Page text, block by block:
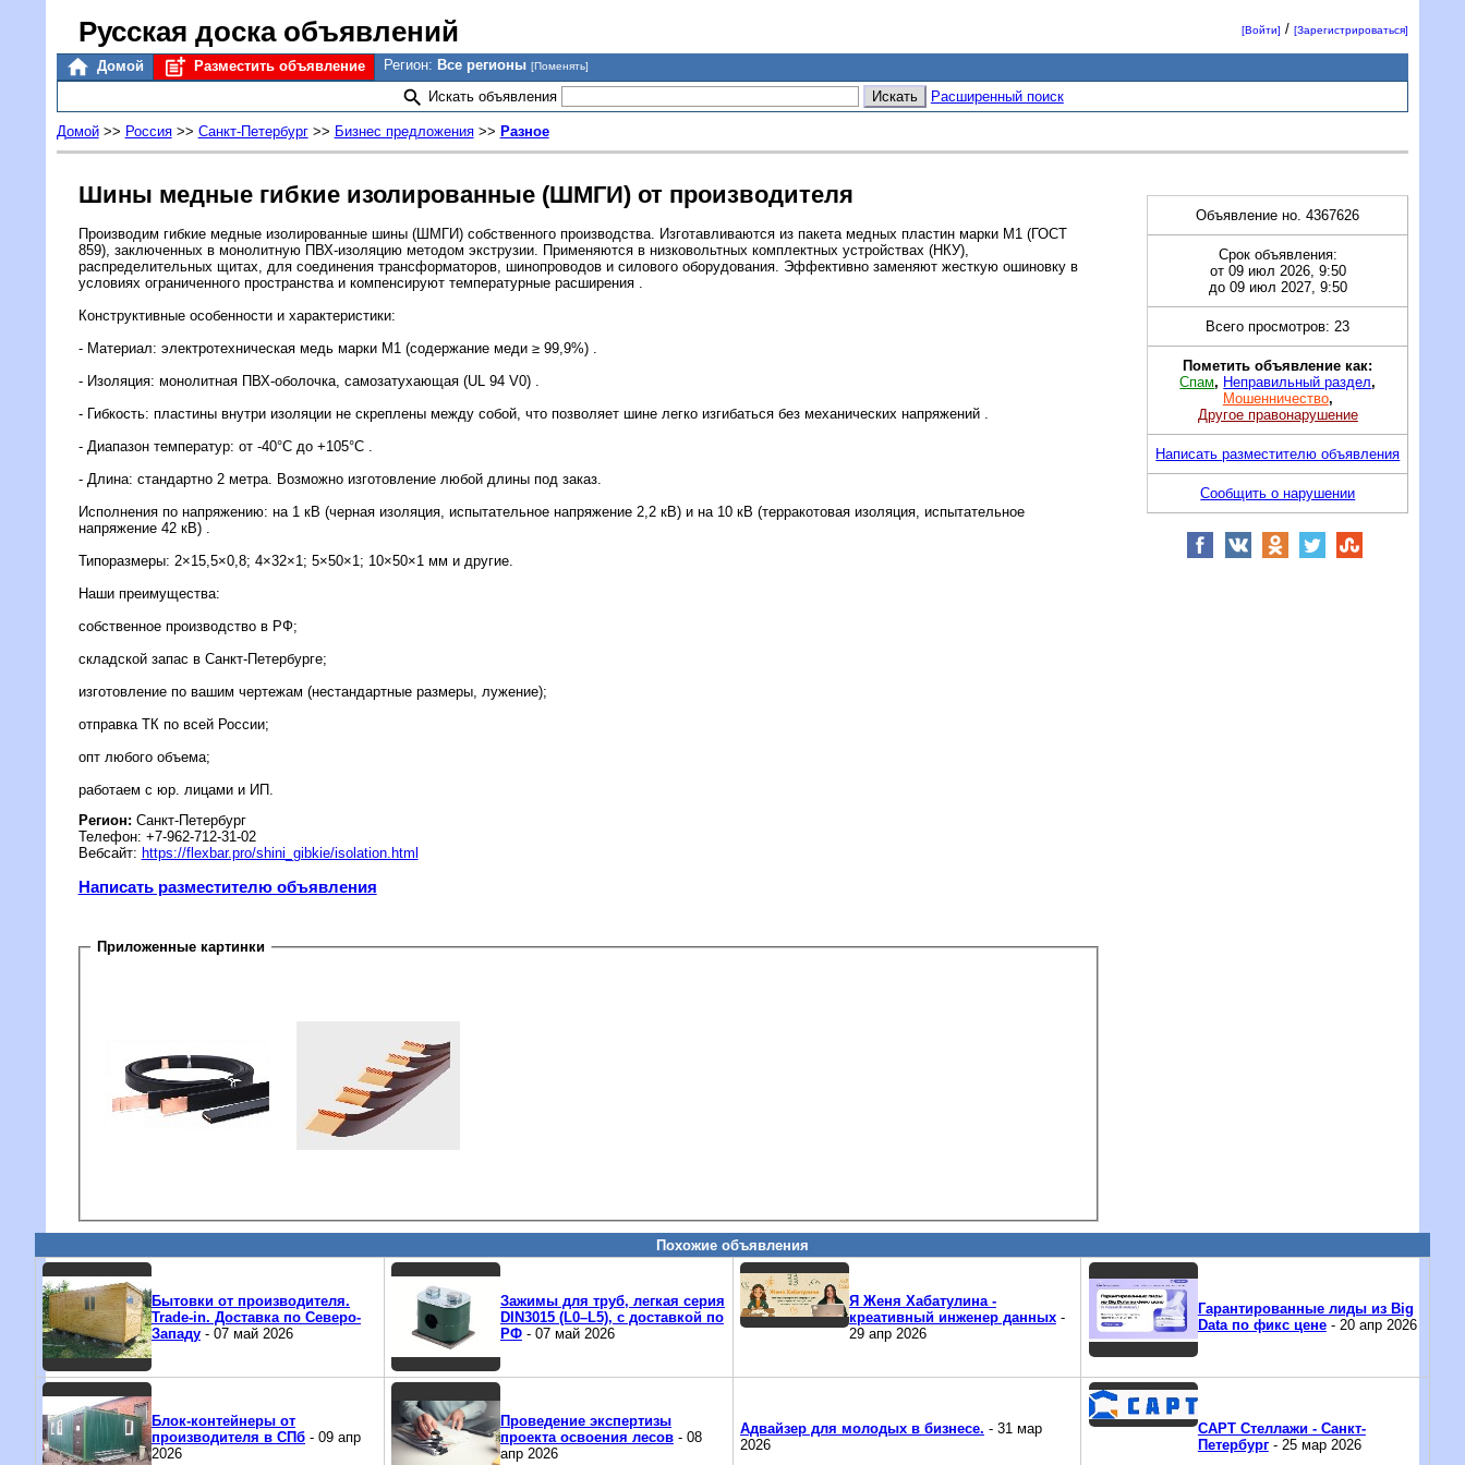
Русская доска объявлений [Войти] /[Зарегистрироваться]
Домой Разместить объявление Регион: Все регионы [Поменять]
Искать объявления Расширенный поиск
Домой>> Россия>> Санкт-Петербург>> Бизнес предложения>> Разное
Шины медные гибкие изолированные (ШМГИ) от производителя
Производим гибкие медные изолированные шины (ШМГИ) собственного производства. Изготавливаются из пакета медных пластин марки М1 (ГОСТ
859), заключенных в монолитную ПВХ-изоляцию методом экструзии. Применяются в низковольтных комплектных устройствах (НКУ),
распределительных щитах, для соединения трансформаторов, шинопроводов и силового оборудования. Эффективно заменяют жесткую ошиновку в
условиях ограниченного пространства и компенсируют температурные расширения .
Конструктивные особенности и характеристики:
- Материал: электротехническая медь марки М1 (содержание меди ≥ 99,9%) .
- Изоляция: монолитная ПВХ-оболочка, самозатухающая (UL 94 V0) .
- Гибкость: пластины внутри изоляции не скреплены между собой, что позволяет шине легко изгибаться без механических напряжений .
- Диапазон температур: от -40°C до +105°C .
- Длина: стандартно 2 метра. Возможно изготовление любой длины под заказ.
Исполнения по напряжению: на 1 кВ (черная изоляция, испытательное напряжение 2,2 кВ) и на 10 кВ (терракотовая изоляция, испытательное
напряжение 42 кВ) .
Типоразмеры: 2×15,5×0,8; 4×32×1; 5×50×1; 10×50×1 мм и другие.
Наши преимущества:
собственное производство в РФ;
складской запас в Санкт-Петербурге;
изготовление по вашим чертежам (нестандартные размеры, лужение);
отправка ТК по всей России;
опт любого объема;
работаем с юр. лицами и ИП.
Регион: Санкт-Петербург
Телефон: +7-962-712-31-02
Вебсайт: https://flexbar.pro/shini_gibkie/isolation.html
Написать разместителю объявления
Приложенные картинки
Объявление но. 4367626
Срок объявления:
от 09 июл 2026, 9:50
до 09 июл 2027, 9:50
Всего просмотров: 23
Пометить объявление как:
Спам, Неправильный раздел,
Мошенничество,
Другое правонарушение
Написать разместителю объявления
Сообщить о нарушении
Похожие объявления
Бытовки от производителя.
Trade-in. Доставка по Северо-
Западу- 07 май 2026
Зажимы для труб, легкая серия
DIN3015 (L0–L5), с доставкой по
РФ- 07 май 2026
Я Женя Хабатулина -
креативный инженер данных-
29 апр 2026
Гарантированные лиды из Big
Data по фикс цене- 20 апр 2026
Блок-контейнеры от
производителя в СПб- 09 апр
2026
Проведение экспертизы
проекта освоения лесов- 08
апр 2026
Адвайзер для молодых в бизнесе. - 31 мар
2026
САРТ Стеллажи - Санкт-
Петербург- 25 мар 2026